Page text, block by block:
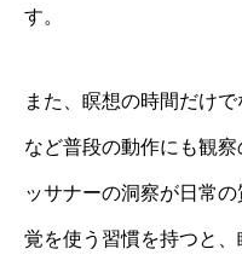
す。
また、瞑想の時間だけ
など普段の動作にも観
ッサナーの洞察が日常
覚を使う習慣を持つと